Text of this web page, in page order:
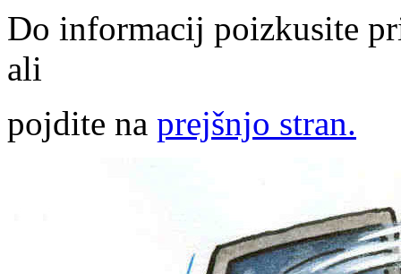
Do informacij poizkusite
ali
pojdite na prejšnjo stran.